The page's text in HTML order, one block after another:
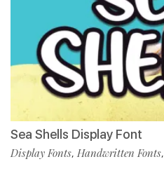
Sea Shells Display Font
Display Fonts, Handwritten Fonts,